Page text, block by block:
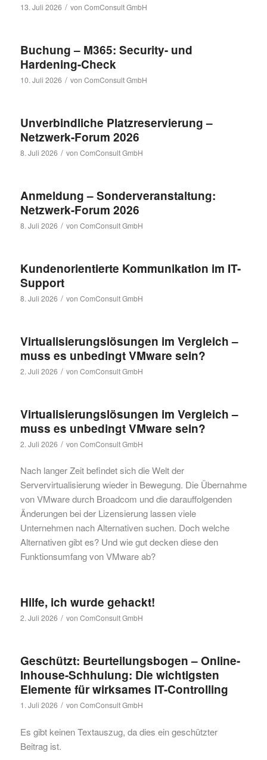
13. Juli 2026 / von ComConsult GmbH
Buchung – M365: Security- und
Hardening-Check
10. Juli 2026 / von ComConsult GmbH
Unverbindliche Platzreservierung –
Netzwerk-Forum 2026
8. Juli 2026 / von ComConsult GmbH
Anmeldung – Sonderveranstaltung:
Netzwerk-Forum 2026
8. Juli 2026 / von ComConsult GmbH
Kundenorientierte Kommunikation im IT-
Support
8. Juli 2026 / von ComConsult GmbH
Virtualisierungslösungen im Vergleich –
muss es unbedingt VMware sein?
2. Juli 2026 / von ComConsult GmbH
Virtualisierungslösungen im Vergleich –
muss es unbedingt VMware sein?
2. Juli 2026 / von ComConsult GmbH
Nach langer Zeit befindet sich die Welt der
Servervirtualisierung wieder in Bewegung. Die Übernahme
von VMware durch Broadcom und die darauffolgenden
Änderungen bei der Lizensierung lassen viele
Unternehmen nach Alternativen suchen. Doch welche
Alternativen gibt es? Und wie gut decken diese den
Funktionsumfang von VMware ab?
Hilfe, ich wurde gehackt!
2. Juli 2026 / von ComConsult GmbH
Geschützt: Beurteilungsbogen – Online-
Inhouse-Schhulung: Die wichtigsten
Elemente für wirksames IT-Controlling
1. Juli 2026 / von ComConsult GmbH
Es gibt keinen Textauszug, da dies ein geschützter
Beitrag ist.